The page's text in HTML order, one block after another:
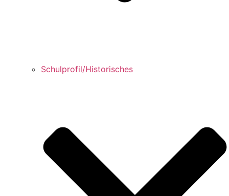
Schulprofil/Historisches